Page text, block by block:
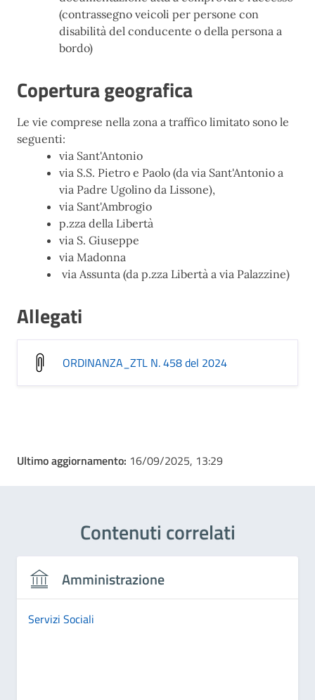
(contrassegno veicoli per persone con
disabilità del conducente o della persona a
bordo)
Copertura geografica
Le vie comprese nella zona a traffico limitato sono le
seguenti:
via Sant'Antonio
via S.S. Pietro e Paolo (da via Sant'Antonio a
via Padre Ugolino da Lissone),
via Sant'Ambrogio
p.zza della Libertà
via S. Giuseppe
via Madonna
via Assunta (da p.zza Libertà a via Palazzine)
Allegati
ORDINANZA_ZTL N. 458 del 2024
Ultimo aggiornamento: 16/09/2025, 13:29
Contenuti correlati
Amministrazione
Servizi Sociali